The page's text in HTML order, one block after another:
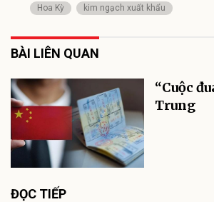
Hoa Kỳ
kim ngạch xuất khẩu
BÀI LIÊN QUAN
“Cuộc
Trung
ĐỌC TIẾP